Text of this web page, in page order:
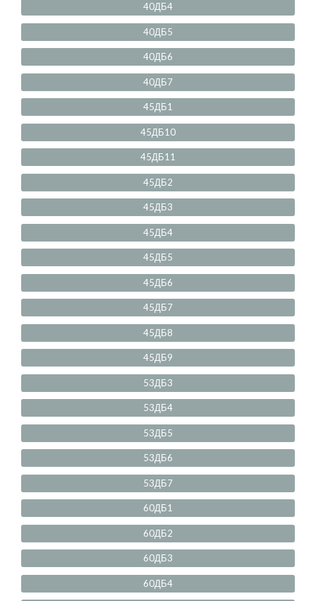
40ДБ4
40ДБ5
40ДБ6
40ДБ7
45ДБ1
45ДБ10
45ДБ11
45ДБ2
45ДБ3
45ДБ4
45ДБ5
45ДБ6
45ДБ7
45ДБ8
45ДБ9
53ДБ3
53ДБ4
53ДБ5
53ДБ6
53ДБ7
60ДБ1
60ДБ2
60ДБ3
60ДБ4